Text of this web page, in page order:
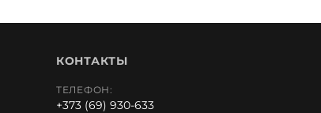
КОНТАКТЫ
ТЕЛЕФОН:
+373 (69) 930-633